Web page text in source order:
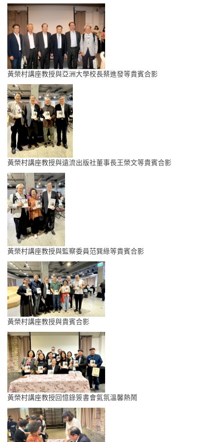
黃榮村講座教授與亞洲大學校長蔡進發等貴賓合影
黃榮村講座教授與遠流出版社董事長王榮文等貴賓合影
黃榮村講座教授與監察委員范巽綠等貴賓合影
黃榮村講座教授與貴賓合影
黃榮村講座教授回憶錄簽書會氣氛溫馨熱鬧